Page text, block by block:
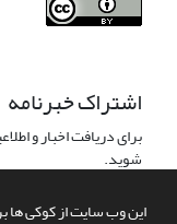
این وب سایت از کوکی ها
اشتراک خبرنامه
برای دریافت اخبار و
شوید.